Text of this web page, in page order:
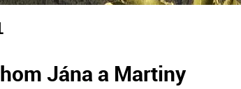
Jána a Martiny